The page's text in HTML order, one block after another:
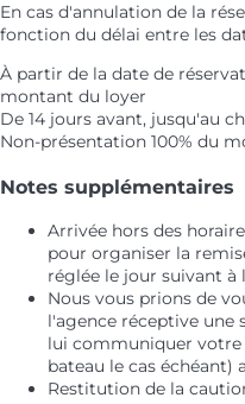
En cas d'annulation de la
fonction du délai entre les
À partir de la date de
montant du loyer
De 14 jours avant, jusqu'au
Non-présentation 100% du
Notes supplémentaires
Arrivée hors des
pour organiser la
réglée le jour suivant à
Nous vous prions de
l'agence réceptive une
lui communiquer votre
bateau le cas échéant)
Restitution de la